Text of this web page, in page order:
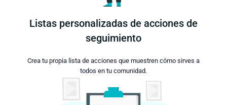
Listas personalizadas de acciones de
seguimiento
Crea tu propia lista de acciones que muestren cómo sirves a
todos en tu comunidad.